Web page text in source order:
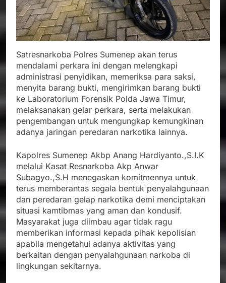
Satresnarkoba Polres Sumenep akan terus
mendalami perkara ini dengan melengkapi
administrasi penyidikan, memeriksa para saksi,
menyita barang bukti, mengirimkan barang bukti
ke Laboratorium Forensik Polda Jawa Timur,
melaksanakan gelar perkara, serta melakukan
pengembangan untuk mengungkap kemungkinan
adanya jaringan peredaran narkotika lainnya.
Kapolres Sumenep Akbp Anang Hardiyanto.,S.I.K
melalui Kasat Resnarkoba Akp Anwar
Subagyo.,S.H menegaskan komitmennya untuk
terus memberantas segala bentuk penyalahgunaan
dan peredaran gelap narkotika demi menciptakan
situasi kamtibmas yang aman dan kondusif.
Masyarakat juga diimbau agar tidak ragu
memberikan informasi kepada pihak kepolisian
apabila mengetahui adanya aktivitas yang
berkaitan dengan penyalahgunaan narkoba di
lingkungan sekitarnya.